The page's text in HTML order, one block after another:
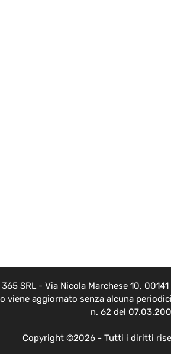
SRL - Via Nicola Marchese 10,
aggiornato senza alcuna
n. 62 del
Copyright ©2026 - Tutti i diritti